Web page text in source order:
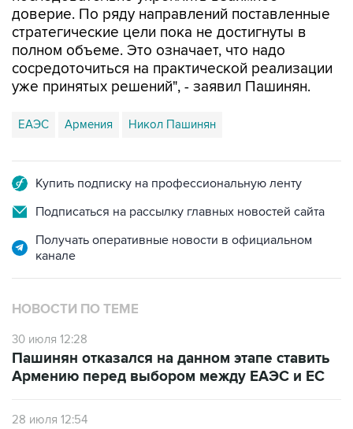
доверие. По ряду направлений поставленные
стратегические цели пока не достигнуты в
полном объеме. Это означает, что надо
сосредоточиться на практической реализации
уже принятых решений", - заявил Пашинян.
ЕАЭС Армения Никол Пашинян
Купить подписку на профессиональную ленту
Подписаться на рассылку главных новостей сайта
Получать оперативные новости в официальном
канале
НОВОСТИ ПО ТЕМЕ
30 июля 12:28
Пашинян отказался на данном этапе ставить
Армению перед выбором между ЕАЭС и ЕС
28 июля 12:54